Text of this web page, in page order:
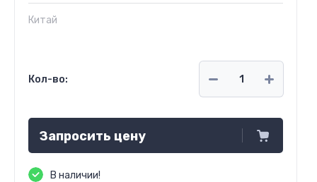
Китай
Кол-во:
Запросить цену
В наличии!